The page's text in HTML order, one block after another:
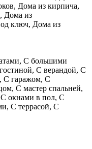
Дома из кирпича,
Дома из
ключ, Дома из
С большими
С верандой, С
С гаражом, С
С мастер спальней,
С окнами в пол, С
С террасой, С